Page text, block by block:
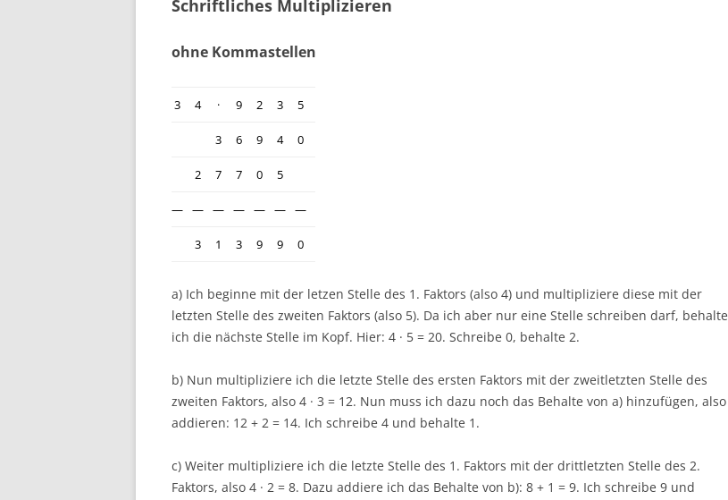
Schriftliches Multiplizieren
ohne Kommastellen
3 4 · 9 2 3 5
3 6 9 4 0
2 7 7 0 5
— — — — — — —
3 1 3 9 9 0
a) Ich beginne mit der letzen Stelle des 1. Faktors (also 4) und multipliziere diese mit der
letzten Stelle des zweiten Faktors (also 5). Da ich aber nur eine Stelle schreiben darf, behalte
ich die nächste Stelle im Kopf. Hier: 4 · 5 = 20. Schreibe 0, behalte 2.
b) Nun multipliziere ich die letzte Stelle des ersten Faktors mit der zweitletzten Stelle des
zweiten Faktors, also 4 · 3 = 12. Nun muss ich dazu noch das Behalte von a) hinzufügen, also
addieren: 12 + 2 = 14. Ich schreibe 4 und behalte 1.
c) Weiter multipliziere ich die letzte Stelle des 1. Faktors mit der drittletzten Stelle des 2.
Faktors, also 4 · 2 = 8. Dazu addiere ich das Behalte von b): 8 + 1 = 9. Ich schreibe 9 und